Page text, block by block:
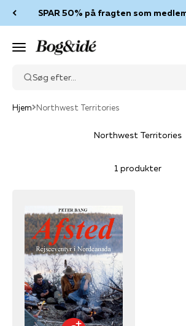
SPAR 50% på fragten som
Menu Bog & idé
Søg efter...
Hjem Northwest Territories
Northwest Territories
1 produkter